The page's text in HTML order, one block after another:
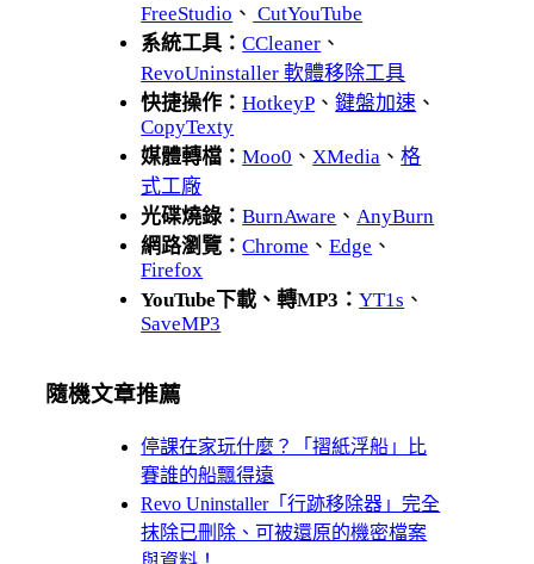
FreeStudio 、 CutYouTube
系統工具：CCleaner 、
RevoUninstaller 軟體移除工具
快捷操作：HotkeyP 、鍵盤加速 、
CopyTexty
媒體轉檔：Moo0 、 XMedia 、格
式工廠
光碟燒錄：BurnAware 、 AnyBurn
網路瀏覽：Chrome 、Edge 、
Firefox
YouTube下載、轉MP3：YT1s 、
SaveMP3
隨機文章推薦
停課在家玩什麼？「摺紙浮船」比
賽誰的船飄得遠
Revo Uninstaller「行跡移除器」完全
抹除已刪除、可被還原的機密檔案